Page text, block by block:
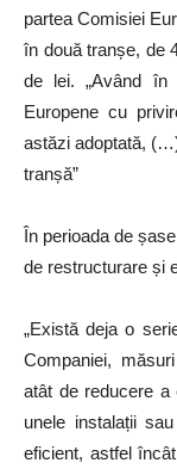
partea Comisiei
în două tranșe, de
de lei. „Având în
Europene cu
astăzi adoptată,
tranșă”
În perioada de
de restructurare și
„Există deja o
Companiei,
atât de reducere a
unele instalații
eficient, astfel